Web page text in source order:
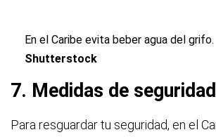
En el Caribe evita beber agua del grifo.
Shutterstock
7. Medidas de
Para resguardar tu seguridad, en el